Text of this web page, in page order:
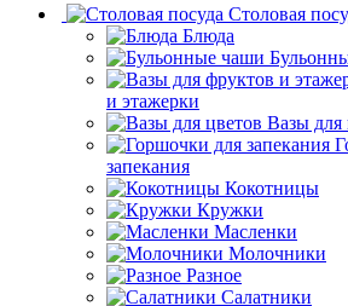
Столовая
Блюда
и этажерки
Вазы для
запекания
Кокотницы
Кружки
Масленки
Молочники
Разное
Салатники